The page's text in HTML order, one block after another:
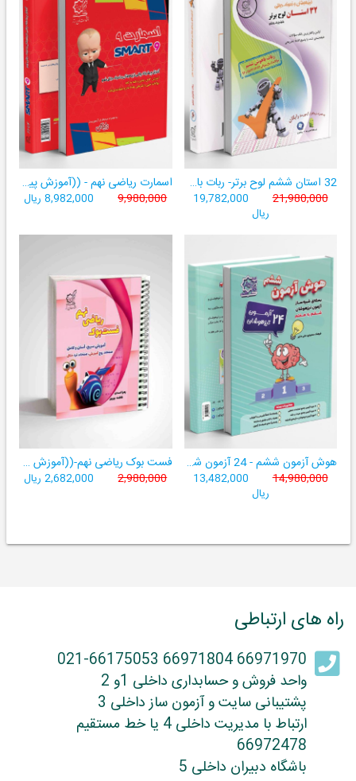
32 استان ششم لوح برتر- ربات باهوش ششم ((به همراه سامانۀ آزمون‌ساز رایگان))
21,980,000
19,782,000
ریال
اسمارت ریاضی نهم - ((آموزش پیشرفتۀ ریاضی تیزهوشان و نمونه‌دولتی نهم+ سامانۀ آزمون‌ساز آنلاین))
9,980,000 8,982,000 ریال
هوش آزمون ششم - 24 آزمون شبیه ساز تیزهوشان
14,980,000
13,482,000
ریال
فست بوک ریاضی نهم-((آموزش سریع، آسان و کامل ریاضی پایۀ نهم))
2,980,000 2,682,000 ریال
راه های ارتباطی
66971970 66971804 021-66175053
واحد فروش و حسابداری داخلی 1و 2
پشتیبانی سایت و آزمون ساز داخلی 3
ارتباط با مدیریت داخلی 4 یا خط مستقیم
66972478
باشگاه دبیران داخلی 5